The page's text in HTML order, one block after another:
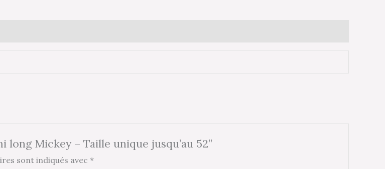
long Mickey – Taille unique jusqu’au 52”
sont indiqués avec *